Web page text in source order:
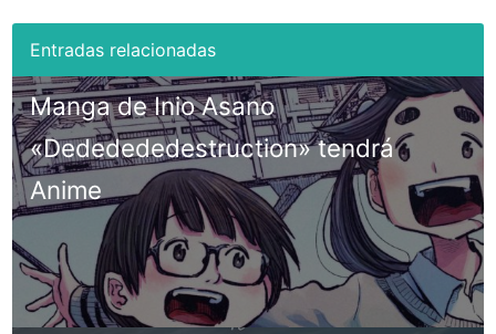
Manga de Inio Asano
«Dededededestruction» tendrá
Anime